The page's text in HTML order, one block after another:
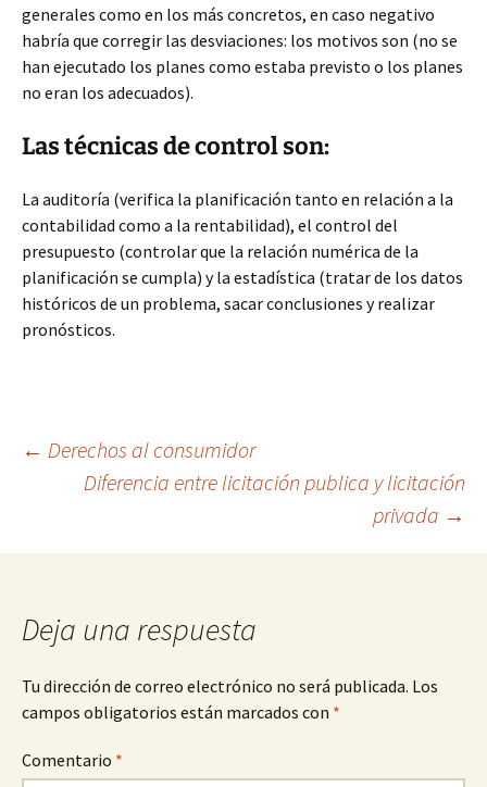
generales como en los más concretos, en caso negativo
habría que corregir las desviaciones: los motivos son (no se
han ejecutado los planes como estaba previsto o los planes
no eran los adecuados).
Las técnicas de control son:
La auditoría (verifica la planificación tanto en relación a la
contabilidad como a la rentabilidad), el control del
presupuesto (controlar que la relación numérica de la
planificación se cumpla) y la estadística (tratar de los datos
históricos de un problema, sacar conclusiones y realizar
pronósticos.
Navegación
← Derechos al consumidor
Diferencia entre licitación publica y licitación
privada →
Deja una respuesta
Tu dirección de correo electrónico no será publicada. Los
campos obligatorios están marcados con *
Comentario *